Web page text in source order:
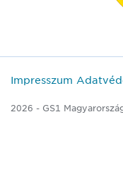
Impresszum
2026 - GS1